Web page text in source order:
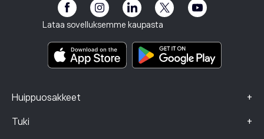
Lataa sovelluksemme kaupasta
Huippuosakkeet +
Tuki +
Julkaisutiedot
Käyttöehdot
Keskeistä tietoa sisältävät asiakirjat
Valitustiedot (FCA-asiakkaat)
Sijoitusvakuutus